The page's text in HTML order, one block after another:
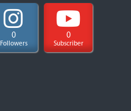
0
Followers
0
Subscriber